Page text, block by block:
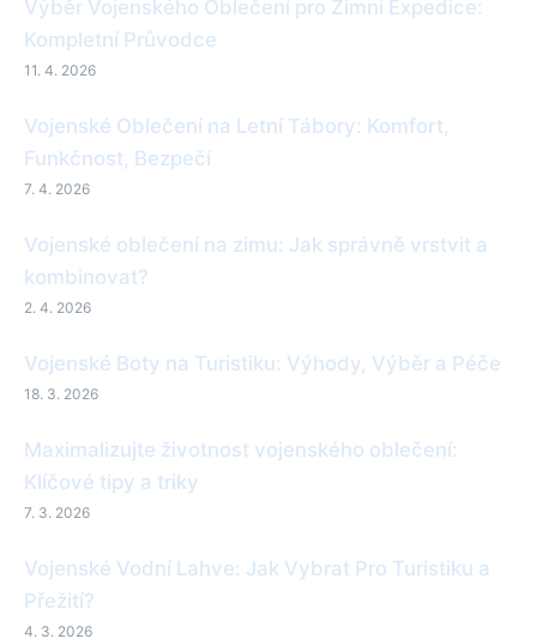
Výběr Vojenského Oblečení pro Zimní Expedice:
Kompletní Průvodce
11. 4. 2026
Vojenské Oblečení na Letní Tábory: Komfort,
Funkčnost, Bezpečí
7. 4. 2026
Vojenské oblečení na zimu: Jak správně vrstvit a
kombinovat?
2. 4. 2026
Vojenské Boty na Turistiku: Výhody, Výběr a Péče
18. 3. 2026
Maximalizujte životnost vojenského oblečení:
Klíčové tipy a triky
7. 3. 2026
Vojenské Vodní Lahve: Jak Vybrat Pro Turistiku a
Přežití?
4. 3. 2026